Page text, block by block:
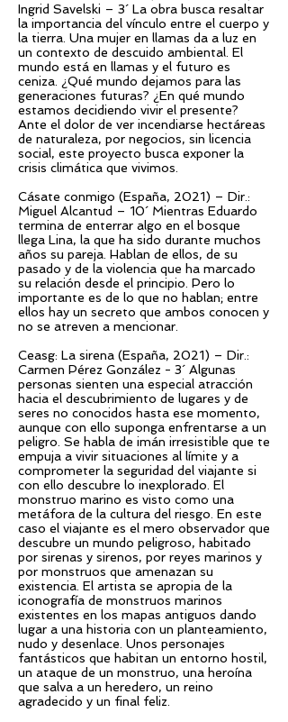
Ingrid Savelski – 3´ La obra busca resaltar
la importancia del vínculo entre el cuerpo y
la tierra. Una mujer en llamas da a luz en
un contexto de descuido ambiental. El
mundo está en llamas y el futuro es
ceniza. ¿Qué mundo dejamos para las
generaciones futuras? ¿En qué mundo
estamos decidiendo vivir el presente?
Ante el dolor de ver incendiarse hectáreas
de naturaleza, por negocios, sin licencia
social, este proyecto busca exponer la
crisis climática que vivimos.
Cásate conmigo (España, 2021) – Dir.:
Miguel Alcantud – 10´ Mientras Eduardo
termina de enterrar algo en el bosque
llega Lina, la que ha sido durante muchos
años su pareja. Hablan de ellos, de su
pasado y de la violencia que ha marcado
su relación desde el principio. Pero lo
importante es de lo que no hablan; entre
ellos hay un secreto que ambos conocen y
no se atreven a mencionar.
Ceasg: La sirena (España, 2021) – Dir.:
Carmen Pérez González - 3´ Algunas
personas sienten una especial atracción
hacia el descubrimiento de lugares y de
seres no conocidos hasta ese momento,
aunque con ello suponga enfrentarse a un
peligro. Se habla de imán irresistible que te
empuja a vivir situaciones al límite y a
comprometer la seguridad del viajante si
con ello descubre lo inexplorado. El
monstruo marino es visto como una
metáfora de la cultura del riesgo. En este
caso el viajante es el mero observador que
descubre un mundo peligroso, habitado
por sirenas y sirenos, por reyes marinos y
por monstruos que amenazan su
existencia. El artista se apropia de la
iconografía de monstruos marinos
existentes en los mapas antiguos dando
lugar a una historia con un planteamiento,
nudo y desenlace. Unos personajes
fantásticos que habitan un entorno hostil,
un ataque de un monstruo, una heroína
que salva a un heredero, un reino
agradecido y un final feliz.